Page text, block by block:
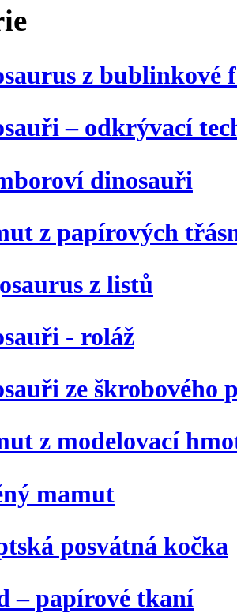
z bublinkové
– odkrývací
dinosauři
z papírových
z listů
- roláž
ze škrobového
z modelovací
mamut
posvátná kočka
– papírové tkaní